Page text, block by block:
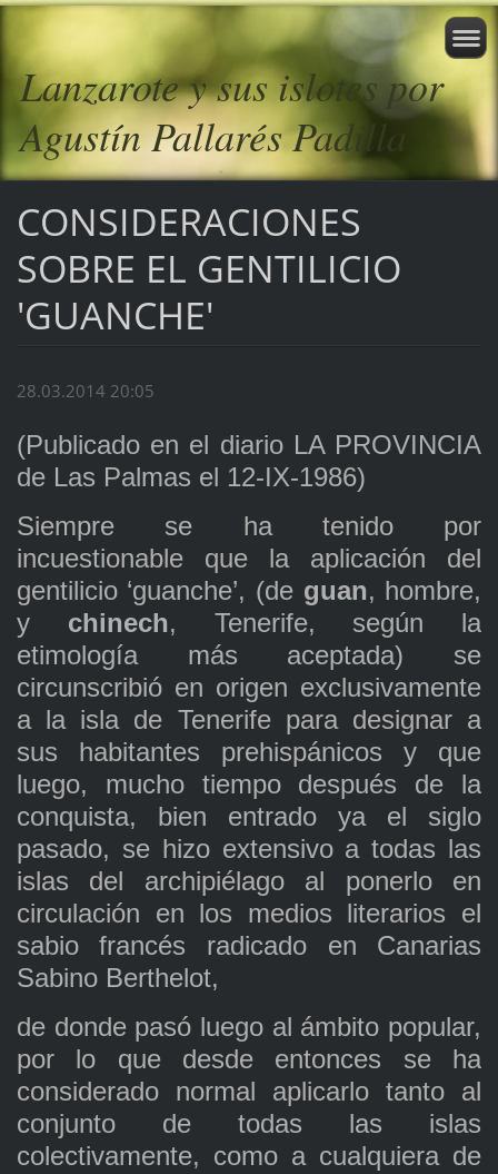
Lanzarote y sus islotes por
Agustín Pallarés Padilla
CONSIDERACIONES
SOBRE EL GENTILICIO
'GUANCHE'
28.03.2014 20:05
(Publicado en el diario LA PROVINCIA
de Las Palmas el 12-IX-1986)
Siempre se ha tenido por
incuestionable que la aplicación del
gentilicio ‘guanche’, (de guan, hombre,
y chinech, Tenerife, según la
etimología más aceptada) se
circunscribió en origen exclusivamente
a la isla de Tenerife para designar a
sus habitantes prehispánicos y que
luego, mucho tiempo después de la
conquista, bien entrado ya el siglo
pasado, se hizo extensivo a todas las
islas del archipiélago al ponerlo en
circulación en los medios literarios el
sabio francés radicado en Canarias
Sabino Berthelot,
de donde pasó luego al ámbito popular,
por lo que desde entonces se ha
considerado normal aplicarlo tanto al
conjunto de todas las islas
colectivamente, como a cualquiera de